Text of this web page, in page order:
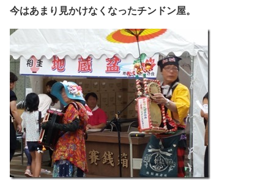
今はあまり見かけなくなったチンドン屋。